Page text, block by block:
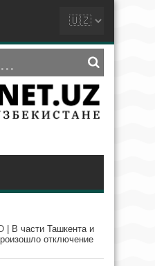
В части Ташкента и
отключение